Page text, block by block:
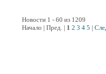
Новости 1 - 60 из 1209
Начало | Пред. | 1 2 3 4 5 |